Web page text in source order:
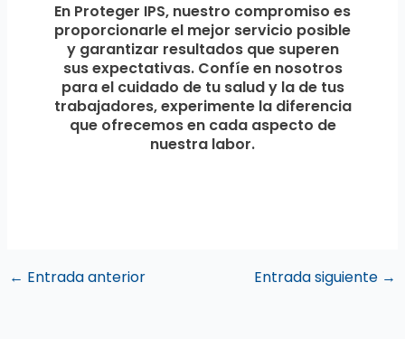
En Proteger IPS, nuestro compromiso es
proporcionarle el mejor servicio posible
y garantizar resultados que superen
sus expectativas. Confíe en nosotros
para el cuidado de tu salud y la de tus
trabajadores, experimente la diferencia
que ofrecemos en cada aspecto de
nuestra labor.
← Entrada anterior Entrada siguiente →